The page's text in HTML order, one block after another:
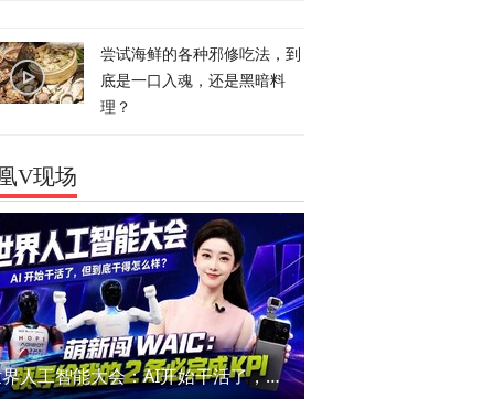
尝试海鲜的各种邪修吃法，到
底是一口入魂，还是黑暗料
理？
V现场
世界人工智能大会：AI开始干活了，但到底干的怎么样？萌新闯WAIC